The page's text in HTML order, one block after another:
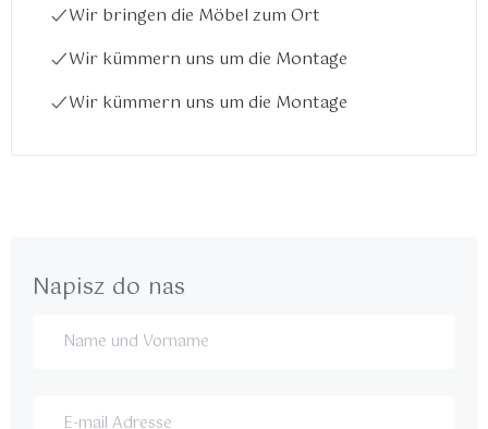
Napisz do nas
Wir bringen die Möbel zum Ort
Wir kümmern uns um die Montage
Wir kümmern uns um die Montage